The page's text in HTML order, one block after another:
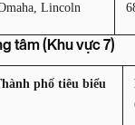
Lincoln
tâm (Khu vực 7)
phố tiêu biểu